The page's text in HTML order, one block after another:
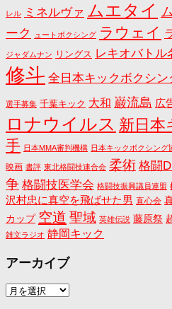
レル ミネルヴァ ムエタイ
ーク
ュートボクシング ラウェイ
ジャダムナン リングス レキオバトル
修斗 全日本キックボクシン
選手募集 千葉キック 大和 巌流島 広
ロナウイルス 新日本
手 日本MMA審判機構 日本キックボクシング
映画 書評 東北格闘技連合会 柔術 格闘
争 格闘技医学会 格闘技振興議員連盟
沢村忠に真空を飛ばせた男 直心会
カップ 空道 聖域 英雄伝説 藤原祭
雑文ラジオ 静岡キック
アーカイブ
ア